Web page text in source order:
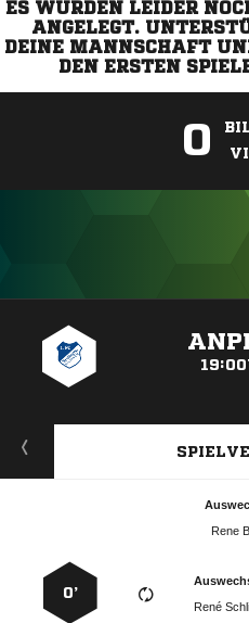
ES WURDEN LEIDER
ANGELEGT.
DEINE MANNSCHAFT
DEN ERSTEN
0


0’